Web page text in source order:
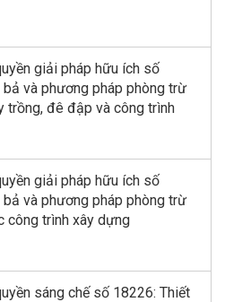
giải pháp hữu ích số
bả và phương pháp phòng trừ
trồng, đê đập và công trình
giải pháp hữu ích số
bả và phương pháp phòng trừ
công trình xây dựng
sáng chế số 18226: Thiết